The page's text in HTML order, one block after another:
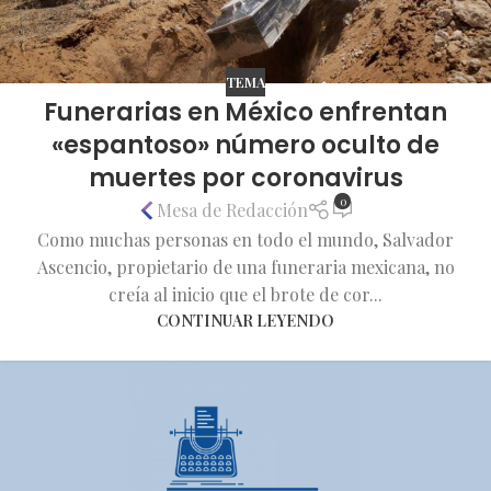
TEMA
Funerarias en México enfrentan
«espantoso» número oculto de
muertes por coronavirus
Mesa de Redacción 0
Como muchas personas en todo el mundo, Salvador
Ascencio, propietario de una funeraria mexicana, no
creía al inicio que el brote de cor...
CONTINUAR LEYENDO